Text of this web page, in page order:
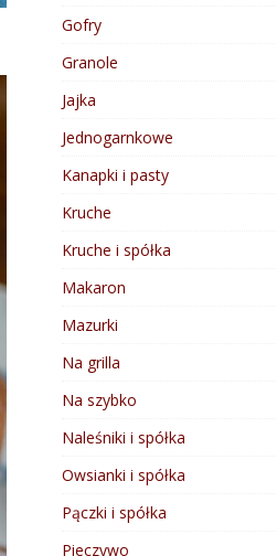
Gofry
Granole
Jajka
Jednogarnkowe
Kanapki i pasty
Kruche
Kruche i spółka
Makaron
Mazurki
Na grilla
Na szybko
Naleśniki i spółka
Owsianki i spółka
Pączki i spółka
Pieczywo